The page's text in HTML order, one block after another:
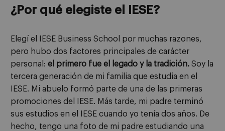
¿Por qué elegiste el IESE?
Elegí el IESE Business School por muchas razones,
pero hubo dos factores principales de carácter
personal: el primero fue el legado y la tradición. Soy la
tercera generación de mi familia que estudia en el
IESE. Mi abuelo formó parte de una de las primeras
promociones del IESE. Más tarde, mi padre terminó
sus estudios en el IESE cuando yo tenía dos años. De
hecho, tengo una foto de mi padre estudiando una